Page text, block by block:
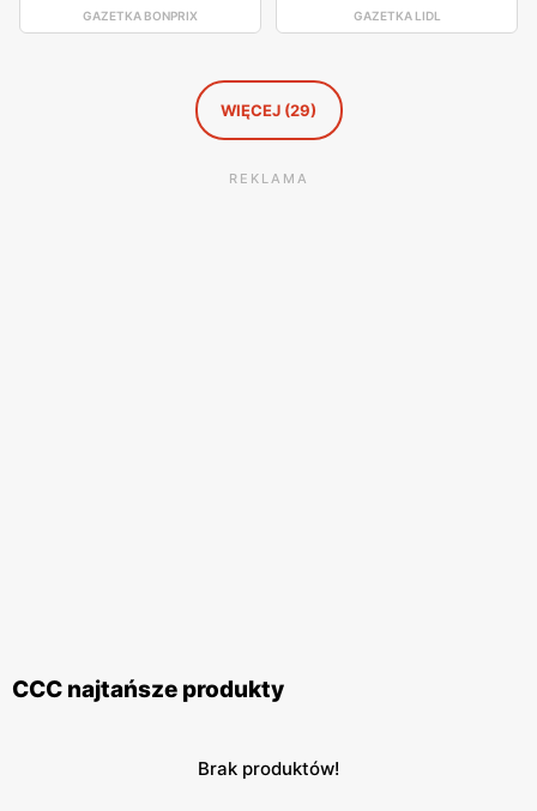
GAZETKA BONPRIX GAZETKA LIDL
WIĘCEJ (29)
REKLAMA
CCC najtańsze produkty
Brak produktów!